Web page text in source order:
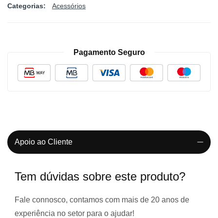
Categorias: Acessórios
Pagamento Seguro
Apoio ao Cliente
Tem dúvidas sobre este produto?
Fale connosco, contamos com mais de 20 anos de
experiência no setor para o ajudar!